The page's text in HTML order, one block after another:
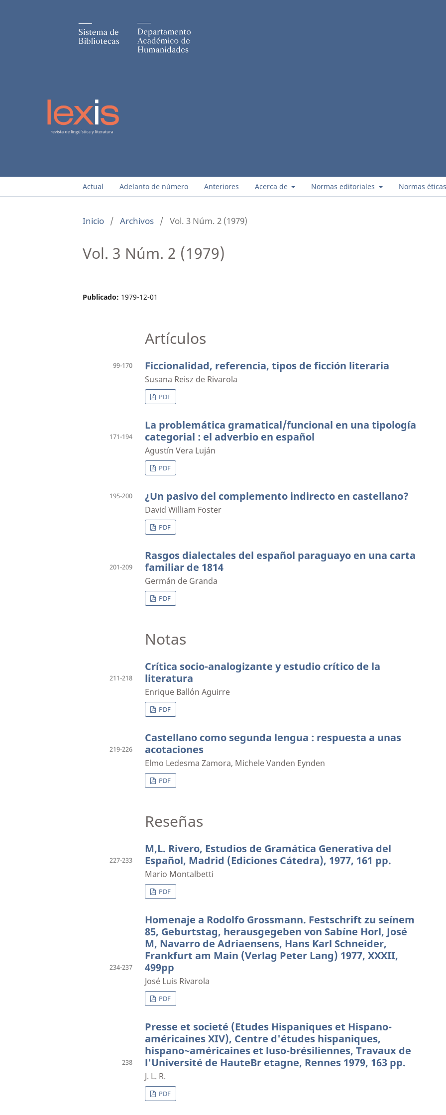
Actual Adelanto de número Anteriores Acerca de Normas editoriales Normas éticas
Inicio / Archivos / Vol. 3 Núm. 2 (1979)
Vol. 3 Núm. 2 (1979)
Publicado: 1979-12-01
Artículos
Ficcionalidad, referencia, tipos de ficción literaria
Susana Reisz de Rivarola
99-170
PDF
La problemática gramatical/funcional en una tipología
categorial : el adverbio en español
Agustín Vera Luján
171-194
PDF
¿Un pasivo del complemento indirecto en castellano?
David William Foster
195-200
PDF
Rasgos dialectales del español paraguayo en una carta
familiar de 1814
Germán de Granda
201-209
PDF
Notas
Crítica socio-analogizante y estudio crítico de la
literatura
Enrique Ballón Aguirre
211-218
PDF
Castellano como segunda lengua : respuesta a unas
acotaciones
Elmo Ledesma Zamora, Michele Vanden Eynden
219-226
PDF
Reseñas
M,L. Rivero, Estudios de Gramática Generativa del
Español, Madrid (Ediciones Cátedra), 1977, 161 pp.
Mario Montalbetti
227-233
PDF
Homenaje a Rodolfo Grossmann. Festschrift zu seínem
85, Geburtstag, herausgegeben von Sabíne Horl, José
M, Navarro de Adriaensens, Hans Karl Schneider,
Frankfurt am Main (Verlag Peter Lang) 1977, XXXII,
499pp
José Luis Rivarola
234-237
PDF
Presse et societé (Etudes Hispaniques et Hispano-
américaines XIV), Centre d'études hispaniques,
hispano~américaines et luso-brésiliennes, Travaux de
l'Université de HauteBr etagne, Rennes 1979, 163 pp.
J. L. R.
238
PDF